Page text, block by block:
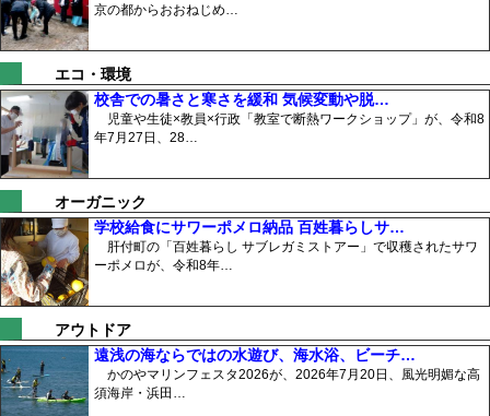
京の都からおおねじめ…
エコ・環境
校舎での暑さと寒さを緩和 気候変動や脱…
児童や生徒×教員×行政「教室で断熱ワークショップ」が、令和8
年7月27日、28…
オーガニック
学校給食にサワーポメロ納品 百姓暮らしサ…
肝付町の「百姓暮らし サブレガミストアー」で収穫されたサワ
ーポメロが、令和8年…
アウトドア
遠浅の海ならではの水遊び、海水浴、ビーチ…
かのやマリンフェスタ2026が、2026年7月20日、風光明媚な高
須海岸・浜田…